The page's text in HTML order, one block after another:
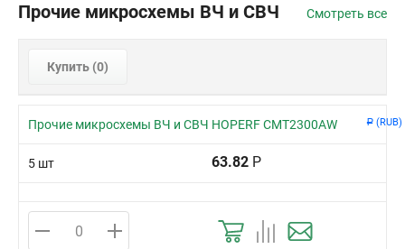
Р (RUB)
Прочие микросхемы ВЧ и СВЧ Смотреть все
Купить (0)
Прочие микросхемы ВЧ и СВЧ HOPERF CMT2300AW
5 шт 63.82 Р